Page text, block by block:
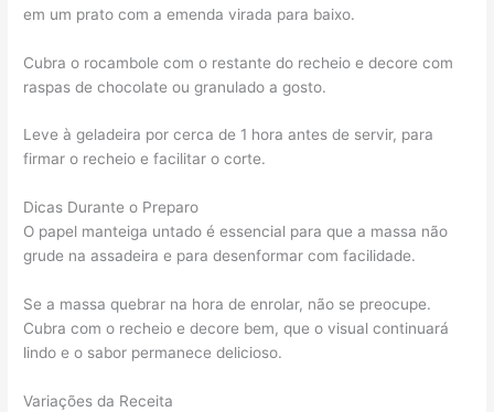
em um prato com a emenda virada para baixo.
Cubra o rocambole com o restante do recheio e decore com
raspas de chocolate ou granulado a gosto.
Leve à geladeira por cerca de 1 hora antes de servir, para
firmar o recheio e facilitar o corte.
Dicas Durante o Preparo
O papel manteiga untado é essencial para que a massa não
grude na assadeira e para desenformar com facilidade.
Se a massa quebrar na hora de enrolar, não se preocupe.
Cubra com o recheio e decore bem, que o visual continuará
lindo e o sabor permanece delicioso.
Variações da Receita